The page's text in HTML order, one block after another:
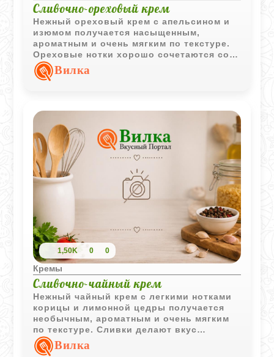
Сливочно-ореховый крем
Нежный ореховый крем с апельсином и
изюмом получается насыщенным,
ароматным и очень мягким по текстуре.
Ореховые нотки хорошо сочетаются со
свежестью цитрусов и легкой сливочной
основой.
Вилка
1,50K 0 0
Кремы
Сливочно-чайный крем
Нежный чайный крем с легкими нотками
корицы и лимонной цедры получается
необычным, ароматным и очень мягким
по текстуре. Сливки делают вкус
деликатным, а чай придает десерту
выразительный характер.
Вилка